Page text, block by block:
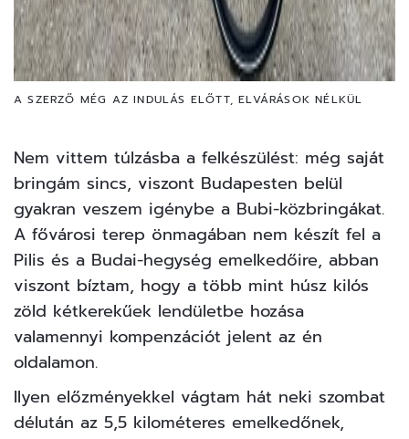
A SZERZŐ MÉG AZ INDULÁS ELŐTT, ELVÁRÁSOK NÉLKÜL
Nem vittem túlzásba a felkészülést: még saját
bringám sincs, viszont Budapesten belül
gyakran veszem igénybe a Bubi-közbringákat.
A fővárosi terep önmagában nem készít fel a
Pilis és a Budai-hegység emelkedőire, abban
viszont bíztam, hogy a több mint húsz kilós
zöld kétkerekűek lendületbe hozása
valamennyi kompenzációt jelent az én
oldalamon.
Ilyen előzményekkel vágtam hát neki szombat
délután az 5,5 kilométeres emelkedőnek,